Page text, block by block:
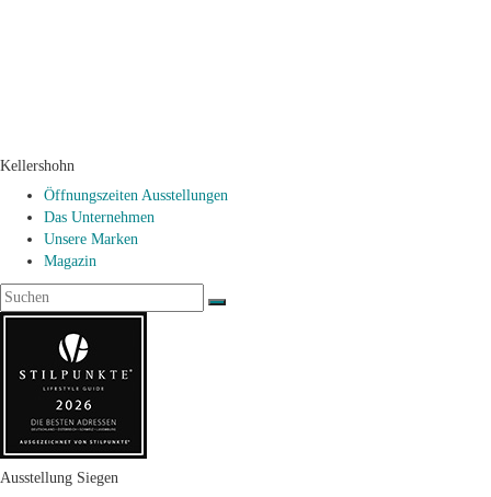
Kellershohn
Öffnungszeiten Ausstellungen
Das Unternehmen
Unsere Marken
Magazin
Ausstellung Siegen